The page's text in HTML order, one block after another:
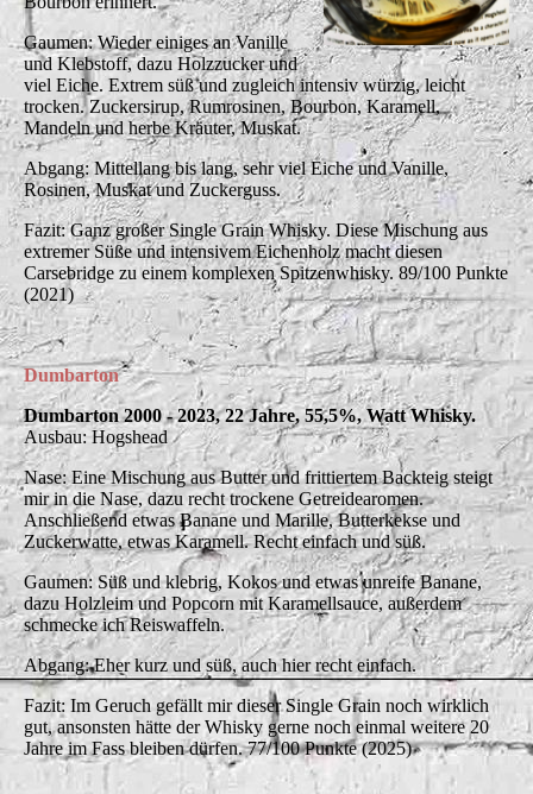
Gaumen: Wieder einiges an Vanille
und Klebstoff, dazu Holzzucker und
viel Eiche. Extrem süß und zugleich intensiv würzig, leicht
trocken. Zuckersirup, Rumrosinen, Bourbon, Karamell,
Mandeln und herbe Kräuter, Muskat.
Abgang: Mittellang bis lang, sehr viel Eiche und Vanille,
Rosinen, Muskat und Zuckerguss.
Fazit: Ganz großer Single Grain Whisky. Diese Mischung aus
extremer Süße und intensivem Eichenholz macht diesen
Carsebridge zu einem komplexen Spitzenwhisky. 89/100 Punkte
(2021)
Dumbarton
Dumbarton 2000 - 2023, 22 Jahre, 55,5%, Watt Whisky.
Ausbau: Hogshead
Nase: Eine Mischung aus Butter und frittiertem Backteig steigt
mir in die Nase, dazu recht trockene Getreidearomen.
Anschließend etwas Banane und Marille, Butterkekse und
Zuckerwatte, etwas Karamell. Recht einfach und süß.
Gaumen: Süß und klebrig, Kokos und etwas unreife Banane,
dazu Holzleim und Popcorn mit Karamellsauce, außerdem
schmecke ich Reiswaffeln.
Abgang: Eher kurz und süß, auch hier recht einfach.
Fazit: Im Geruch gefällt mir dieser Single Grain noch wirklich
gut, ansonsten hätte der Whisky gerne noch einmal weitere 20
Jahre im Fass bleiben dürfen. 77/100 Punkte (2025)